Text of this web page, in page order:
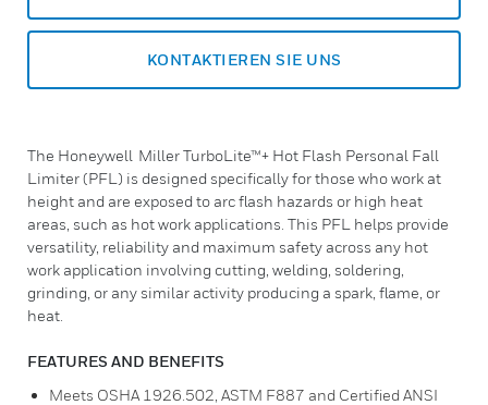
KONTAKTIEREN SIE UNS
The Honeywell Miller TurboLite™+ Hot Flash Personal Fall
Limiter (PFL) is designed specifically for those who work at
height and are exposed to arc flash hazards or high heat
areas, such as hot work applications. This PFL helps provide
versatility, reliability and maximum safety across any hot
work application involving cutting, welding, soldering,
grinding, or any similar activity producing a spark, flame, or
heat.
FEATURES AND BENEFITS
Meets OSHA 1926.502, ASTM F887 and Certified ANSI